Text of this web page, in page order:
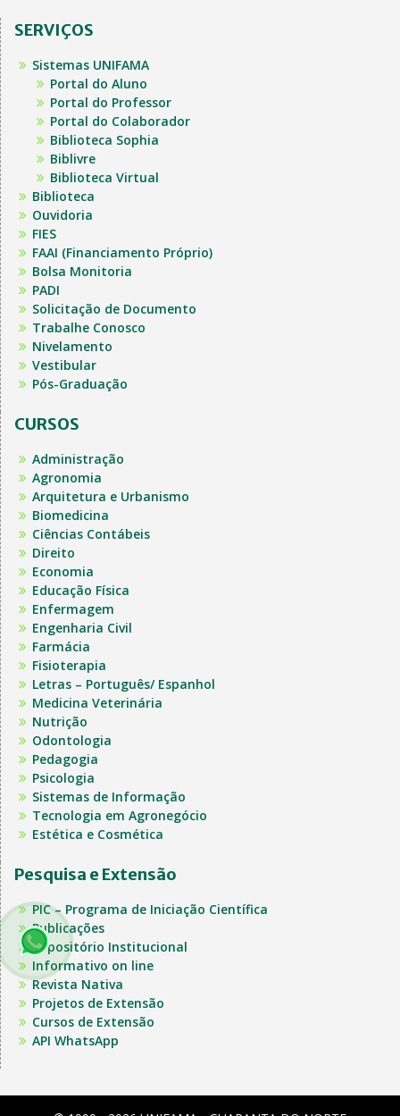
SERVIÇOS
Sistemas UNIFAMA
Portal do Aluno
Portal do Professor
Portal do Colaborador
Biblioteca Sophia
Biblivre
Biblioteca Virtual
Biblioteca
Ouvidoria
FIES
FAAI (Financiamento Próprio)
Bolsa Monitoria
PADI
Solicitação de Documento
Trabalhe Conosco
Nivelamento
Vestibular
Pós-Graduação
CURSOS
Administração
Agronomia
Arquitetura e Urbanismo
Biomedicina
Ciências Contábeis
Direito
Economia
Educação Física
Enfermagem
Engenharia Civil
Farmácia
Fisioterapia
Letras – Português/ Espanhol
Medicina Veterinária
Nutrição
Odontologia
Pedagogia
Psicologia
Sistemas de Informação
Tecnologia em Agronegócio
Estética e Cosmética
Pesquisa e Extensão
PIC – Programa de Iniciação Científica
Publicações
Repositório Institucional
Informativo on line
Revista Nativa
Projetos de Extensão
Cursos de Extensão
API WhatsApp